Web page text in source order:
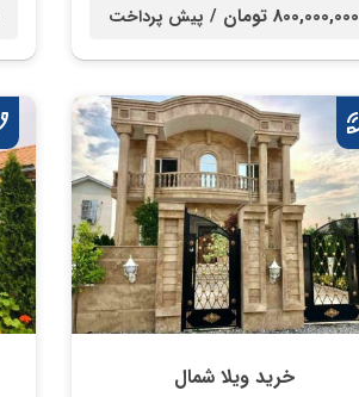
800,000,000 تومان / پیش پرداخت
خرید ویلا شمال